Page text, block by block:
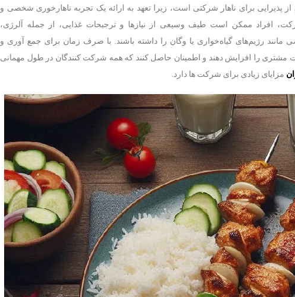
پذیرایی برای ناهار شرکتی است، زیرا تعهد به ارائه یک تجربه ناهارخوری شخصی و
افراد ممکن است طیف وسیعی از نیازها و ترجیحات غذایی، از جمله آلرژی،
رژیم‌های گیاه‌خواری یا وگان را داشته باشند. با صرف زمان برای جمع آوری و
مشتری را افزایش دهند و اطمینان حاصل کنند که همه شرکت کنندگان در طول مهمانی
مزایای زیادی برای شرکت ها دارد.